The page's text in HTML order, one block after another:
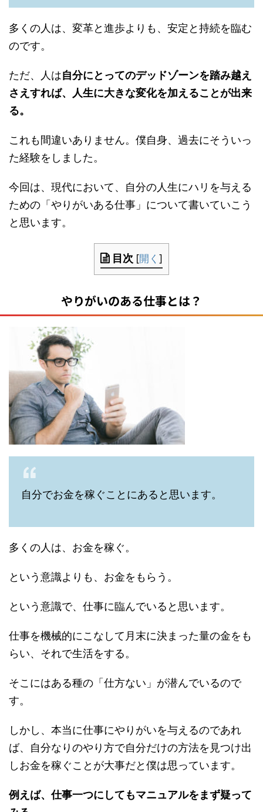
多くの人は、変革と進歩よりも、安定と持続を臨む
のです。
ただ、人は自分にとってのデッドゾーンを踏み越え
さえすれば、人生に大きな変化を加えることが出来
る。
これも間違いありません。僕自身、過去にそういっ
た経験をしました。
今回は、現代において、自分の人生にハリを与える
ための「やりがいある仕事」について書いていこう
と思います。
目次 [開く ]
やりがいのある仕事とは？
自分でお金を稼ぐことにあると思います。
多くの人は、お金を稼ぐ。
という意識よりも、お金をもらう。
という意識で、仕事に臨んでいると思います。
仕事を機械的にこなして月末に決まった量の金をも
らい、それで生活をする。
そこにはある種の「仕方ない」が潜んでいるので
す。
しかし、本当に仕事にやりがいを与えるのであれ
ば、自分なりのやり方で自分だけの方法を見つけ出
しお金を稼ぐことが大事だと僕は思っています。
例えば、仕事一つにしてもマニュアルをまず疑って